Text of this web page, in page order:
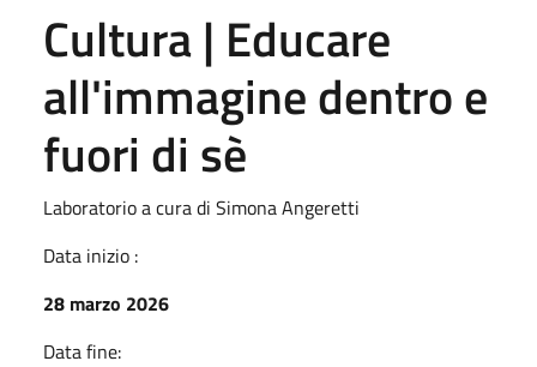
Cultura | Educare
all'immagine dentro e
fuori di sè
Laboratorio a cura di Simona Angeretti
Data inizio :
28 marzo 2026
Data fine: